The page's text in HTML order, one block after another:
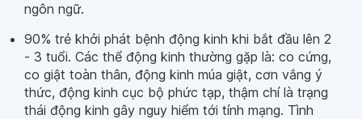
ngôn ngữ.
90% trẻ khởi phát bệnh động kinh khi bắt đầu lên 2
- 3 tuổi. Các thể động kinh thường gặp là: co cứng,
co giật toàn thân, động kinh múa giật, cơn vắng ý
thức, động kinh cục bộ phức tạp, thậm chí là trạng
thái động kinh gây nguy hiểm tới tính mạng. Tình